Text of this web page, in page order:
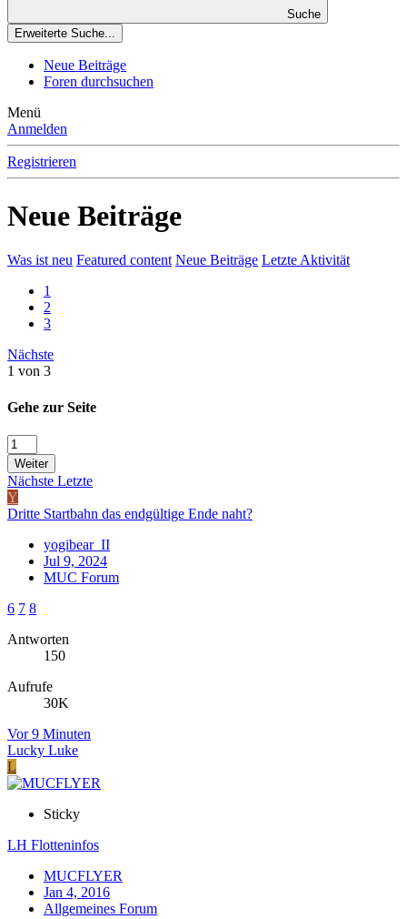
Suche
Erweiterte Suche...
Neue Beiträge
Foren durchsuchen
Menü
Anmelden
Registrieren
Neue Beiträge
Was ist neu Featured content Neue Beiträge Letzte Aktivität
1
2
3
Nächste
1 von 3
Gehe zur Seite
Weiter
Nächste Letzte
Y
Dritte Startbahn das endgültige Ende naht?
yogibear_II
Jul 9, 2024
MUC Forum
6 7 8
Antworten
150
Aufrufe
30K
Vor 9 Minuten
Lucky Luke
L
Sticky
LH Flotteninfos
MUCFLYER
Jan 4, 2016
Allgemeines Forum